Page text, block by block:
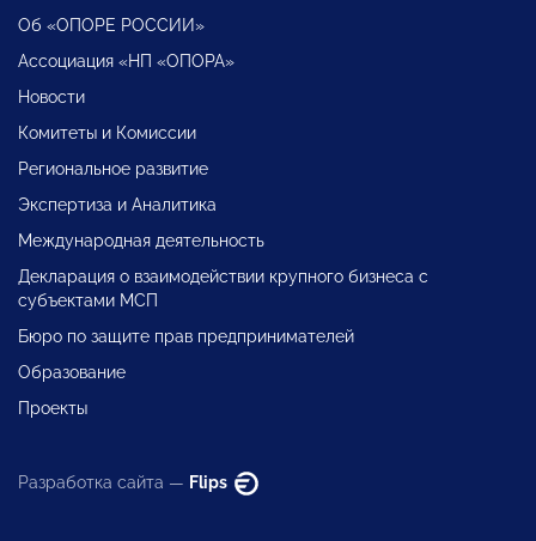
Об «ОПОРЕ РОССИИ»
Ассоциация «НП «ОПОРА»
Новости
Комитеты и Комиссии
Региональное развитие
Экспертиза и Аналитика
Международная деятельность
Декларация о взаимодействии крупного бизнеса с
субъектами МСП
Бюро по защите прав предпринимателей
Образование
Проекты
Разработка сайта — Flips